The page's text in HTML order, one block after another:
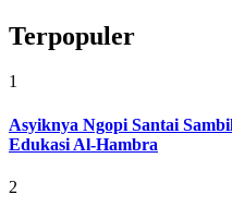
Terpopuler
1
Asyiknya Ngopi Santai
Edukasi Al-Hambra
2